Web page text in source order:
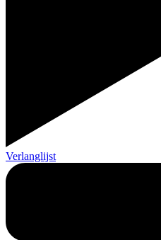
Verlanglijst